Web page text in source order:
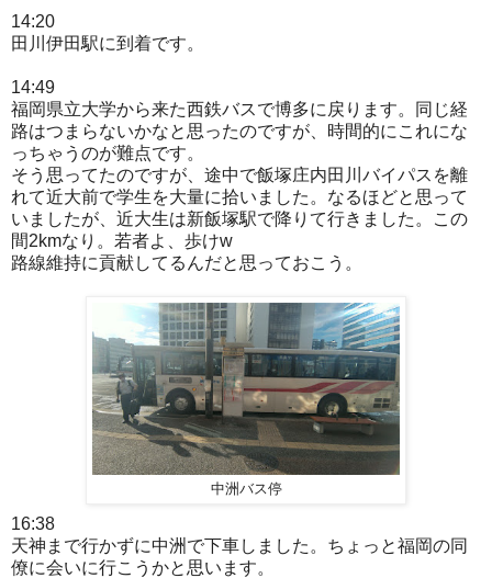
14:20
田川伊田駅に到着です。
14:49
福岡県立大学から来た西鉄バスで博多に戻ります。同じ経
路はつまらないかなと思ったのですが、時間的にこれにな
っちゃうのが難点です。
そう思ってたのですが、途中で飯塚庄内田川バイパスを離
れて近大前で学生を大量に拾いました。なるほどと思って
いましたが、近大生は新飯塚駅で降りて行きました。この
間2kmなり。若者よ、歩けw
路線維持に貢献してるんだと思っておこう。
中洲バス停
16:38
天神まで行かずに中洲で下車しました。ちょっと福岡の同
僚に会いに行こうかと思います。